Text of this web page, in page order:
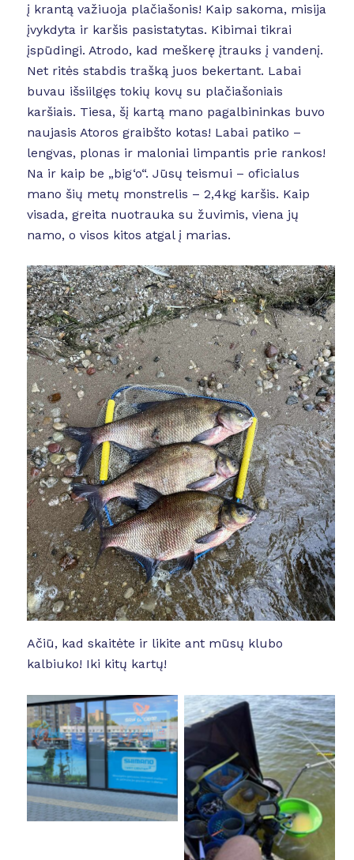
į krantą važiuoja plačiašonis! Kaip sakoma, misija
įvykdyta ir karšis pasistatytas. Kibimai tikrai
įspūdingi. Atrodo, kad meškerę įtrauks į vandenį.
Net ritės stabdis trašką juos bekertant. Labai
buvau išsiilgęs tokių kovų su plačiašoniais
karšiais. Tiesa, šį kartą mano pagalbininkas buvo
naujasis Atoros graibšto kotas! Labai patiko –
lengvas, plonas ir maloniai limpantis prie rankos!
Na ir kaip be „big‘o“. Jūsų teismui – oficialus
mano šių metų monstrelis – 2,4kg karšis. Kaip
visada, greita nuotrauka su žuvimis, viena jų
namo, o visos kitos atgal į marias.
Ačiū, kad skaitėte ir likite ant mūsų klubo
kalbiuko! Iki kitų kartų!
No Caption
No Caption